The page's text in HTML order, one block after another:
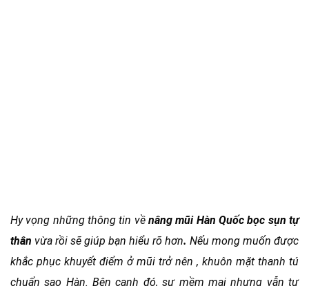
Hy vọng những thông tin về nâng mũi Hàn Quốc bọc sụn tự
thân vừa rồi sẽ giúp bạn hiểu rõ hơn. Nếu mong muốn được
khắc phục khuyết điểm ở mũi trở nên , khuôn mặt thanh tú
chuẩn sao Hàn. Bên cạnh đó, sự mềm mại nhưng vẫn tự